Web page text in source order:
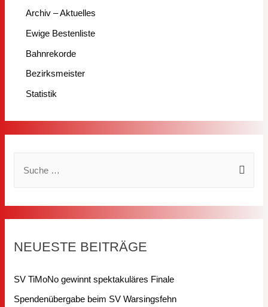
Archiv – Aktuelles
Ewige Bestenliste
Bahnrekorde
Bezirksmeister
Statistik
n
c
NEUESTE BEITRÄGE
SV TiMoNo gewinnt spektakuläres Finale
Spendenübergabe beim SV Warsingsfehn